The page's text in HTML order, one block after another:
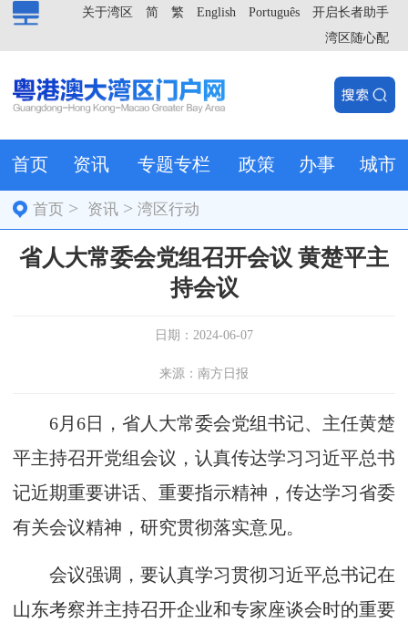
开启长者助手
Português
English
繁
简
关于湾区
湾区随心配
首页 资讯 专题专栏 政策 办事 城市
首页 > 资讯 >湾区行动
省人大常委会党组召开会议 黄楚平主
持会议
日期：2024-06-07
来源：南方日报
6月6日，省人大常委会党组书记、主任黄楚
平主持召开党组会议，认真传达学习习近平总书
记近期重要讲话、重要指示精神，传达学习省委
有关会议精神，研究贯彻落实意见。
会议强调，要认真学习贯彻习近平总书记在
山东考察并主持召开企业和专家座谈会时的重要